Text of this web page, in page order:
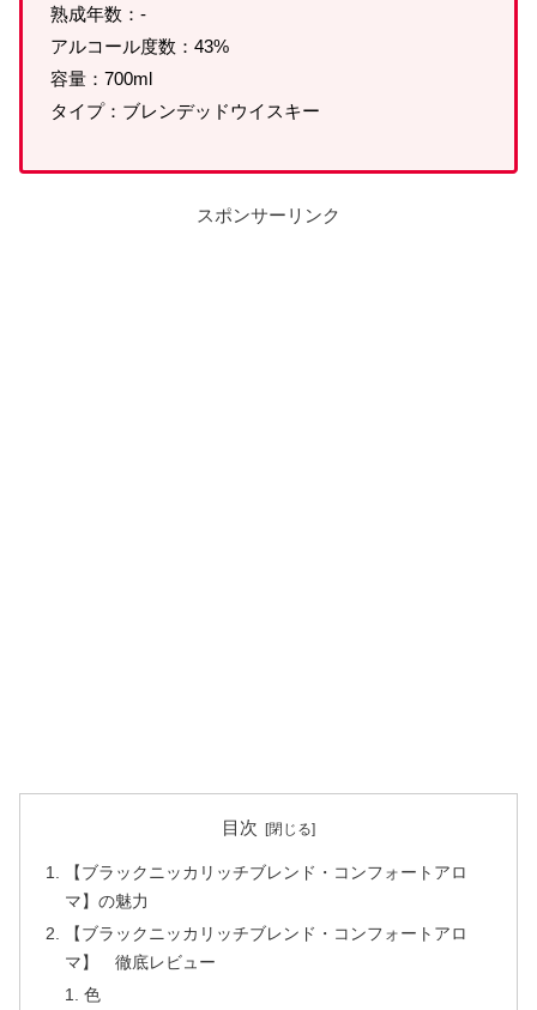
熟成年数：-
アルコール度数：43%
容量：700ml
タイプ：ブレンデッドウイスキー
スポンサーリンク
目次
【ブラックニッカリッチブレンド・コンフォートアロ
マ】の魅力
【ブラックニッカリッチブレンド・コンフォートアロ
マ】 徹底レビュー
色